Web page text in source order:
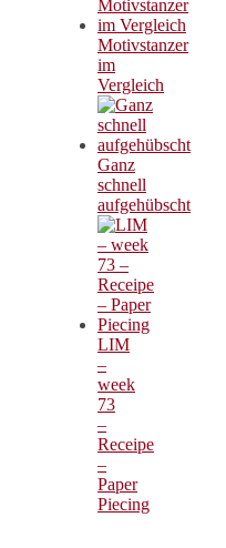
Motivstanzer
im
Vergleich
Ganz
schnell
aufgehübscht
LIM
–
week
73
–
Receipe
–
Paper
Piecing